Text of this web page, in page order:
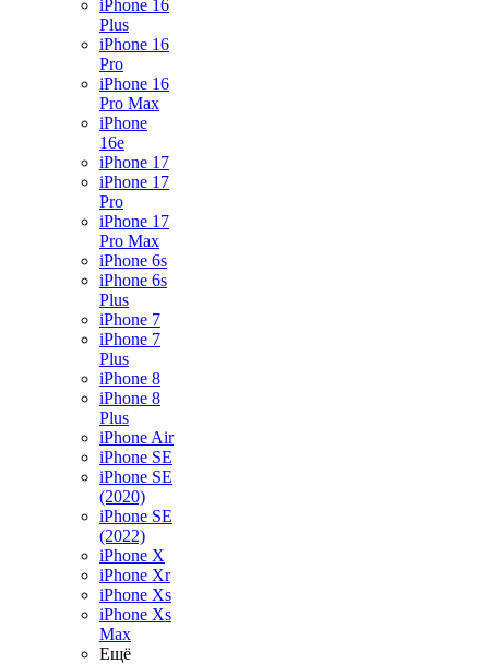
iPhone 16
Plus
iPhone 16
Pro
iPhone 16
Pro Max
iPhone
16e
iPhone 17
iPhone 17
Pro
iPhone 17
Pro Max
iPhone 6s
iPhone 6s
Plus
iPhone 7
iPhone 7
Plus
iPhone 8
iPhone 8
Plus
iPhone Air
iPhone SE
iPhone SE
(2020)
iPhone SE
(2022)
iPhone X
iPhone Xr
iPhone Xs
iPhone Xs
Max
Ещё